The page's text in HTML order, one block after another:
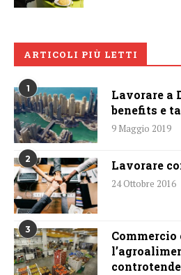
ARTICOLI PIÙ LETTI
1
Lavorare a
benefits e
9 Maggio 2019
2 Lavorare
24 Ottobre 2016
3